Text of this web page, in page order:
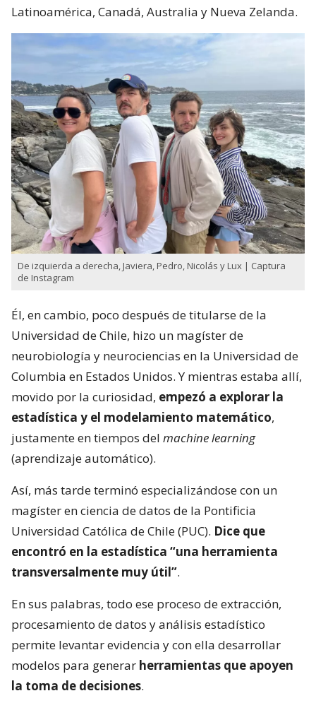
Latinoamérica, Canadá, Australia y Nueva Zelanda.
De izquierda a derecha, Javiera, Pedro, Nicolás y Lux | Captura
de Instagram
Él, en cambio, poco después de titularse de la
Universidad de Chile, hizo un magíster de
neurobiología y neurociencias en la Universidad de
Columbia en Estados Unidos. Y mientras estaba allí,
movido por la curiosidad, empezó a explorar la
estadística y el modelamiento matemático,
justamente en tiempos del machine learning
(aprendizaje automático).
Así, más tarde terminó especializándose con un
magíster en ciencia de datos de la Pontificia
Universidad Católica de Chile (PUC). Dice que
encontró en la estadística “una herramienta
transversalmente muy útil”.
En sus palabras, todo ese proceso de extracción,
procesamiento de datos y análisis estadístico
permite levantar evidencia y con ella desarrollar
modelos para generar herramientas que apoyen
la toma de decisiones.